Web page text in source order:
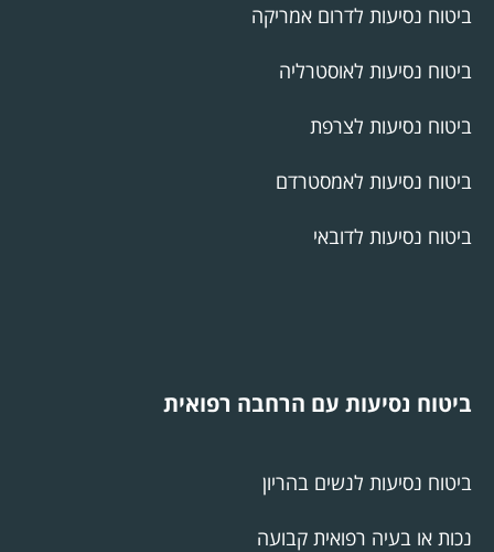
ביטוח נסיעות לדרום אמריקה
ביטוח נסיעות לאוסטרליה
ביטוח נסיעות לצרפת
ביטוח נסיעות לאמסטרדם
ביטוח נסיעות לדובאי
ביטוח נסיעות עם הרחבה רפואית
ביטוח נסיעות לנשים בהריון
נכות או בעיה רפואית קבועה